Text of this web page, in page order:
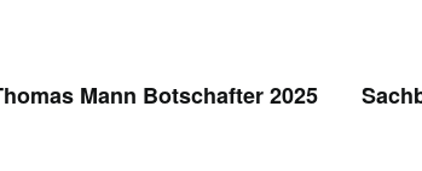
Mann Botschafter 2025